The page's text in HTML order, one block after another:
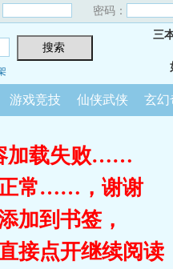
密码：
三
游戏竞技 仙侠武侠 玄幻
加载失败……
正常……，谢谢
加到书签，
接点开继续阅读